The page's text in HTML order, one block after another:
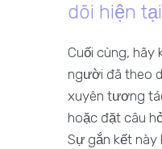
dõi hiện tại
Cuối cùng, hãy
người đã theo
xuyên tương
hoặc đặt câu
Sự gắn kết này